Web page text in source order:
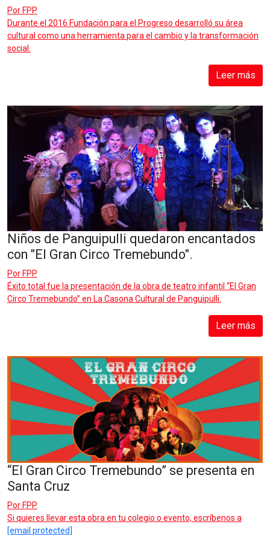
Por FPP
Durante el 2016 Fundación para el Progreso desarrolló su área
cultural como una herramienta para el cambio y la transformación
social.
Leer más
Niños de Panguipulli quedaron encantados
con "El Gran Circo Tremebundo".
Por FPP
Éxito total fue la presentación de la obra de teatro infantil “El Gran
Circo Tremebundo” en La Casona Cultural de Panguipulli.
Leer más
“El Gran Circo Tremebundo” se presenta en
Santa Cruz
PorFPP
Si quieres llevar esta obra en tu colegio o evento, escríbenos a
[email protected]